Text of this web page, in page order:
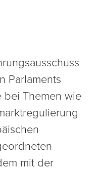
Parlaments
bei Themen wie
mit der